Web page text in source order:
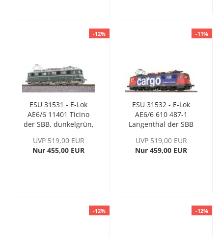
-12%
ESU 31531 - E-Lok
AE6/6 11401 Ticino
der SBB, dunkelgrün,
UVP 519,00 EUR
Nur 455,00 EUR
-11%
ESU 31532 - E-Lok
AE6/6 610 487-1
Langenthal der SBB
UVP 519,00 EUR
Nur 459,00 EUR
-12% -12%